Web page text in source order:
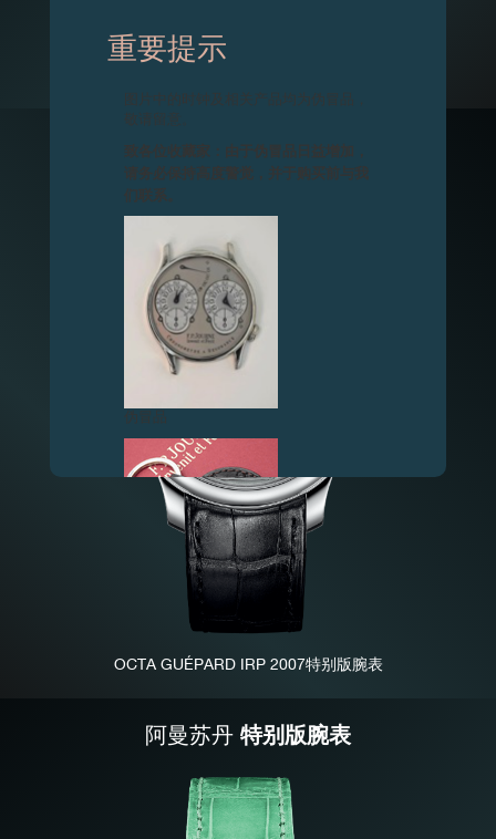
GALA IRP 特别版腕表
OCTA GUÉPARD IRP 2007特别版腕表
阿曼苏丹 特别版腕表
重要提示
图片中的时钟及相关产品均为伪冒品，
致各位收藏家：由于伪冒品日益增加，
请务必保持高度警觉，并于购买前与我
们联系。